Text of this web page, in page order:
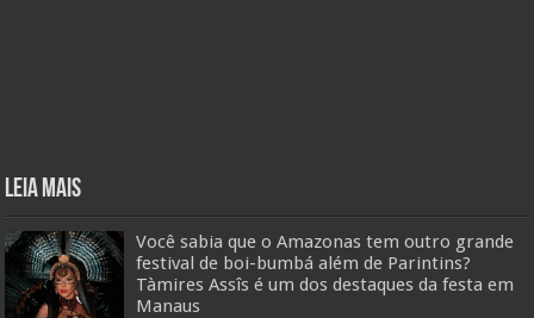
Leia mais
Você sabia que o Amazonas tem outro grande
festival de boi-bumbá além de Parintins?
Tàmires Assîs é um dos destaques da festa em
Manaus